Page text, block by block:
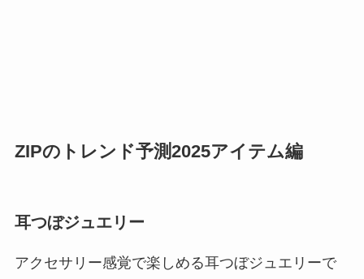
ZIPのトレンド予測2025アイテム編
耳つぼジュエリー
アクセサリー感覚で楽しめる耳つぼジュエリーで